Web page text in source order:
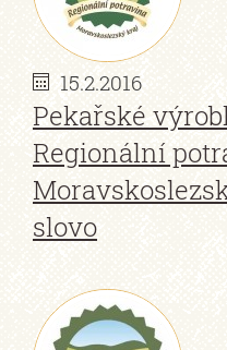
15.2.2016
Pekařské
Regionální
slovo